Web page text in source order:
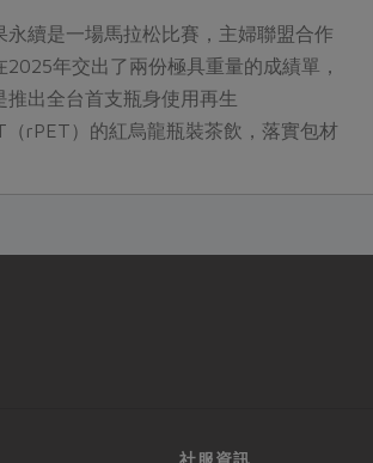
永續是一場馬拉松比賽，主婦聯盟合作
2025年交出了兩份極具重量的成績單，
推出全台首支瓶身使用再生
（rPET）的紅烏龍瓶裝茶飲，落實包材
雞，為全台飼牧業跨出糧食自主的一大
社服資訊